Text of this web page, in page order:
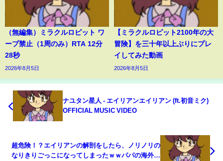
（無編集）ミラクルロピット ワ
ープ禁止（1周のみ）RTA 12分
28秒
2026年8月5日
【ミラクルロピット2100年の大
冒険】を三十年以上ぶりにプレ
イしてみた動画
2026年8月5日
ナユタン星人 - エイリアンエイリアン (ft.初音ミク)
OFFICIAL MUSIC VIDEO
超危険！？エイリアンの解剖をしたら、ノリノリの
なりきりごっこになってしまったｗｗパパの海外お